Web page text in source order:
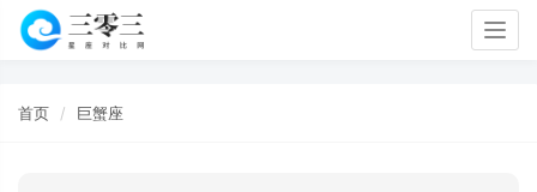
首页 巨蟹座